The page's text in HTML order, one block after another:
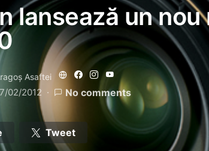
lansează un nou
Asaftei
02/2012 No comments
Tweet